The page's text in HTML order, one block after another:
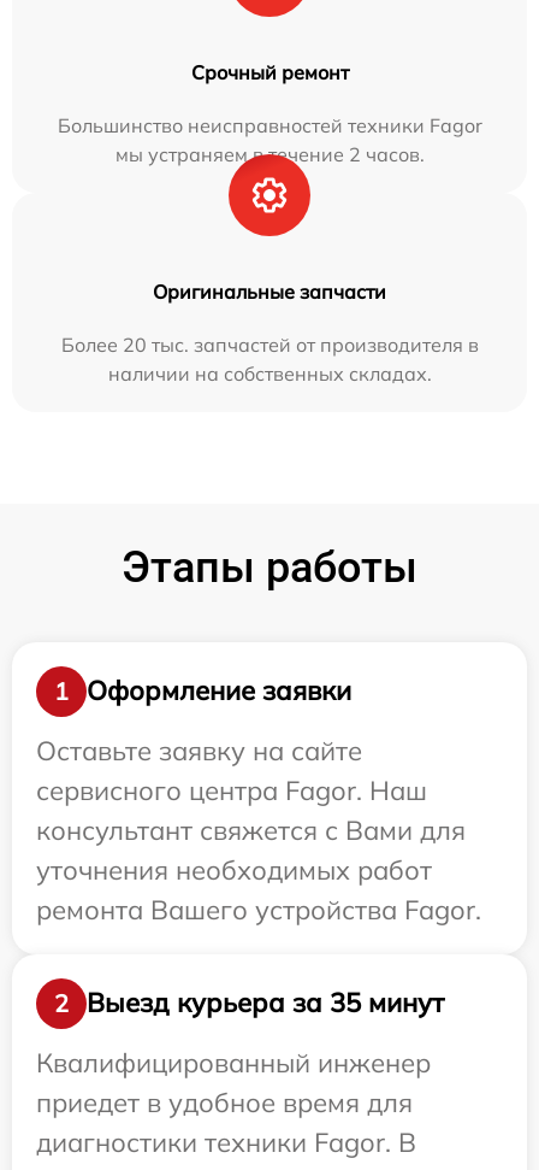
Срочный ремонт
Большинство неисправностей техники Fagor
мы устраняем в течение 2 часов.
Оригинальные запчасти
Более 20 тыс. запчастей от производителя в
наличии на собственных складах.
Этапы работы
1
Оформление заявки
Оставьте заявку на сайте
сервисного центра Fagor. Наш
консультант свяжется с Вами для
уточнения необходимых работ
ремонта Вашего устройства Fagor.
2
Выезд курьера за 35 минут
Квалифицированный инженер
приедет в удобное время для
диагностики техники Fagor. В